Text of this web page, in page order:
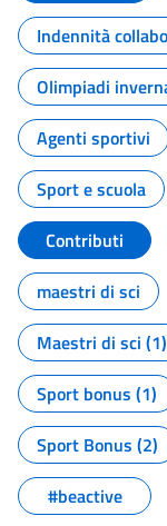
Indennità
Olimpiadi
Agenti sportivi
Sport e scuola
Contributi
maestri di sci
Maestri di sci (1)
Sport bonus (1)
Sport Bonus (2)
#beactive